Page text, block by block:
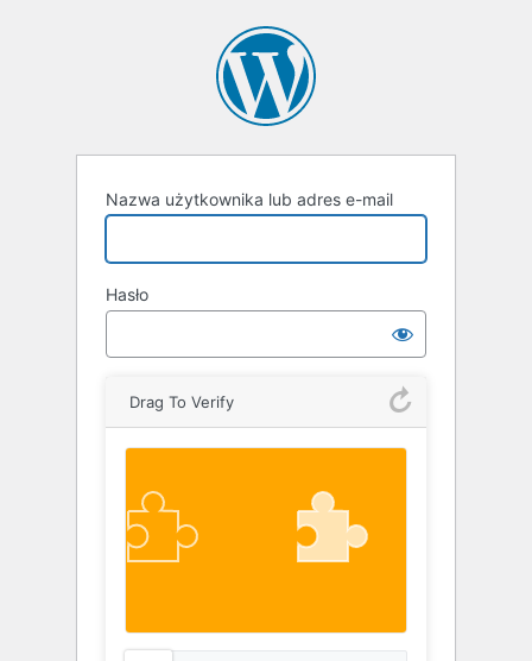
Nazwa użytkownika lub adres e-mail
Hasło
Drag To Verify